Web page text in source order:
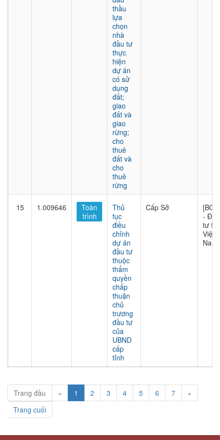
thầu
lựa
chọn
nhà
đầu tư
thực
hiện
dự án
có sử
dụng
đất;
giao
đất và
giao
rừng;
cho
thuê
đất và
cho
thuê
rừng
15 1.009646
Toàn
trình
Thủ
tục
điều
chỉnh
dự án
đầu tư
thuộc
thẩm
quyền
chấp
thuận
chủ
trương
đầu tư
của
UBND
cấp
tỉnh
Cấp Sở
[BQL]
- Đầu
tư tại
Việt
Nam
Trang đầu « 1 2 3 4 5 6 7
»
Trang cuối